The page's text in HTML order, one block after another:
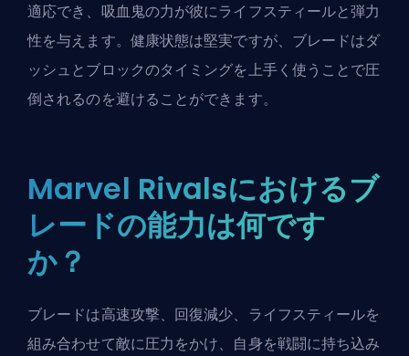
適応でき、吸血鬼の力が彼にライフスティールと弾力
性を与えます。健康状態は堅実ですが、ブレードはダ
ッシュとブロックのタイミングを上手く使うことで圧
倒されるのを避けることができます。
Marvel Rivalsにおけるブ
レードの能力は何です
か？
ブレードは高速攻撃、回復減少、ライフスティールを
組み合わせて敵に圧力をかけ、自身を戦闘に持ち込み